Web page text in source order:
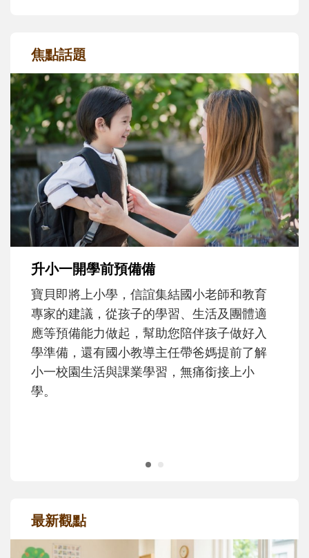
焦點話題
和孩子一起長大的那個男人│讀懂父親的
不同模樣
沒有人天生就擅長當爸爸！男人總是在一次
次「前所未有」的體驗中，跟著孩子一起長
大。從給予安全感的肢體遊戲，到獨立自
主、角色認同及解決問題的能力養成。爸爸
正嘗試用不同的模樣，參與孩子每個重要的
最新觀點